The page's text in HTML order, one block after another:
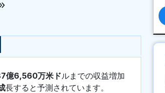
億6,560万米ドルまでの収益増加
長すると予測されています。